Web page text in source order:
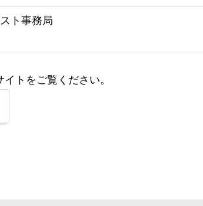
ト事務局
トをご覧ください。